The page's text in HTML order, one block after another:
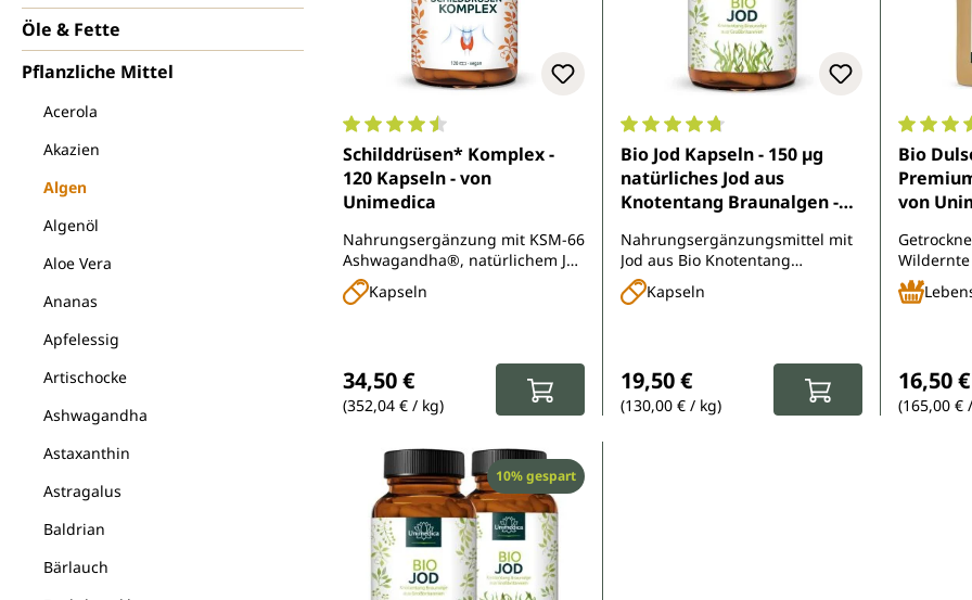
Öle & Fette
Pflanzliche Mittel
Acerola
Akazien
Algen
Algenöl
Aloe Vera
Ananas
Apfelessig
Artischocke
Ashwagandha
Astaxanthin
Astragalus
Baldrian
Bärlauch
Durchschnittliche Bewertung von 4.5 von 5 Sternen
Schilddrüsen* Komplex -
120 Kapseln - von
Unimedica
Nahrungsergänzung mit KSM-66
Ashwagandha®, natürlichem Jod
aus Braunalgen, Selen, Tyrosin,
Zink, Mangan und Vitaminen
Kapseln
34,50 €
(352,04 € / kg)
Durchschnittliche Bewertung von 4.7 von
Bio Jod Kapseln - 150 µg
natürliches Jod aus
Knotentang Braunalgen -
Nahrungsergänzungsmittel mit
Jod aus Bio Knotentang
Braunalge
Kapseln
19,50 €
(130,00 € / kg)
Bio
von
Würzen
16,50 €
(165,00 €
Rabatt
10% gespart